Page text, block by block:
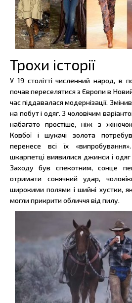
Трохи історії
У 19 столітті численний народ, в
почав переселятися з Європи в
час піддавалася модернізації.
на побут і одяг. З чоловічим
набагато простіше, ніж з
Ковбої і шукачі золота
перенесе всі їх
шкарпетці виявилися джинси і одяг
Заходу був спекотним, сонце
отримати сонячний удар,
широкими полями і шийні хустки,
могли прикрити обличчя від пилу.